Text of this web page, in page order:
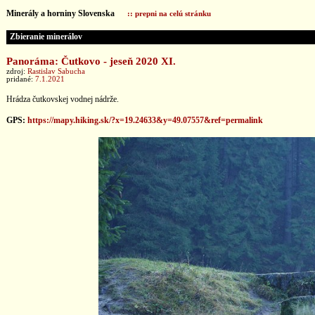
Minerály a horniny Slovenska :: prepni na celú stránku
Zbieranie minerálov
Panoráma: Čutkovo - jeseň 2020 XI.
zdroj: Rastislav Sabucha
pridané: 7.1.2021
Hrádza čutkovskej vodnej nádrže.
GPS: https://mapy.hiking.sk/?x=19.24633&y=49.07557&ref=permalink